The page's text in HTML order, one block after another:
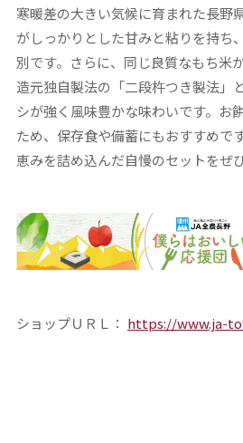
寒暖差の大きい気候に育まれた長野
がしっかりとした甘みと粘りを持ち
別です。さらに、同じ良質なもち米
造元独自製法の「二段杵つき製法」
シが強く風味豊かな味わいです。お
ため、保存食や備蓄にもおすすめで
恵みを詰め込んだ自慢のセットをぜ
ショップＵＲＬ： https://www.ja-